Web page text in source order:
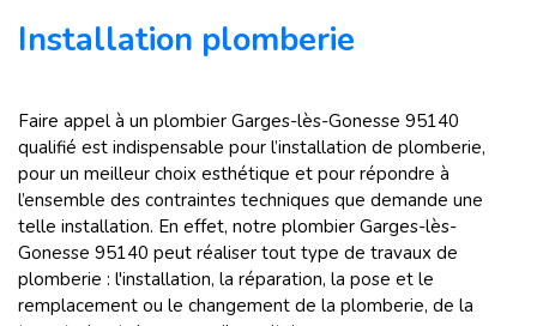
Installation plomberie
Faire appel à un plombier Garges-lès-Gonesse 95140
qualifié est indispensable pour l’installation de plomberie,
pour un meilleur choix esthétique et pour répondre à
l’ensemble des contraintes techniques que demande une
telle installation. En effet, notre plombier Garges-lès-
Gonesse 95140 peut réaliser tout type de travaux de
plomberie : l'installation, la réparation, la pose et le
remplacement ou le changement de la plomberie, de la